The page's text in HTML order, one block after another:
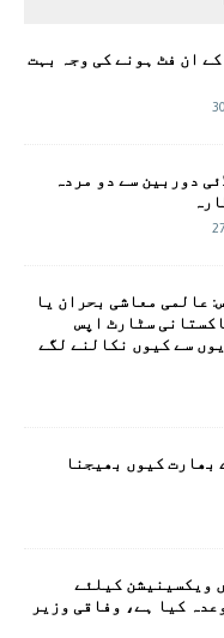
ان فٹ ہونے کی وجہ بہت
دوربین سے دو مردہ
عالمی معاشی بحران یا
سٹارٹ اپس
سے کیوں نکالنے لگے
بھارت کیوں بھیجنا
ویکسینیشن کیلئے
کا وعدہ کیا ہے، وفاقی وزیر